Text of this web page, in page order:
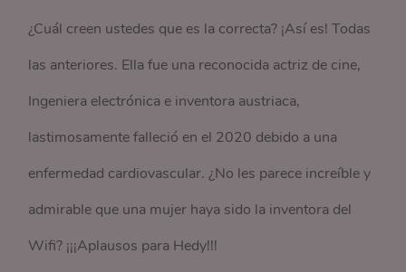
¿Cuál creen ustedes que es la correcta? ¡Así es! Todas
las anteriores. Ella fue una reconocida actriz de cine,
Ingeniera electrónica e inventora austriaca,
lastimosamente falleció en el 2020 debido a una
enfermedad cardiovascular. ¿No les parece increíble y
admirable que una mujer haya sido la inventora del
Wifi? ¡¡¡Aplausos para Hedy!!!